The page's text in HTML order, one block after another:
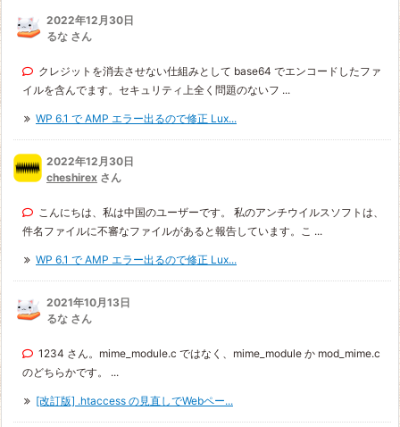
2022年12月30日
るな さん
クレジットを消去させない仕組みとして base64 でエンコードしたファ
イルを含んでます。セキュリティ上全く問題のないフ ...
WP 6.1 で AMP エラー出るので修正 Lux...
2022年12月30日
cheshirex さん
こんにちは、私は中国のユーザーです。 私のアンチウイルスソフトは、
件名ファイルに不審なファイルがあると報告しています。こ ...
WP 6.1 で AMP エラー出るので修正 Lux...
2021年10月13日
るな さん
1234 さん。mime_module.c ではなく、mime_module か mod_mime.c
のどちらかです。 ...
[改訂版] .htaccess の見直しでWebペー...